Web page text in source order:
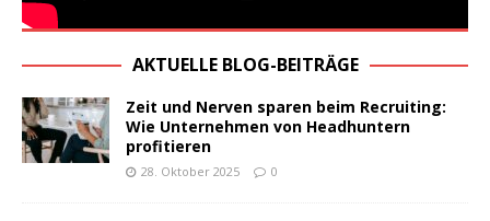
AKTUELLE BLOG-BEITRÄGE
Zeit und Nerven sparen beim Recruiting:
Wie Unternehmen von Headhuntern
profitieren
28. Oktober 2025 0